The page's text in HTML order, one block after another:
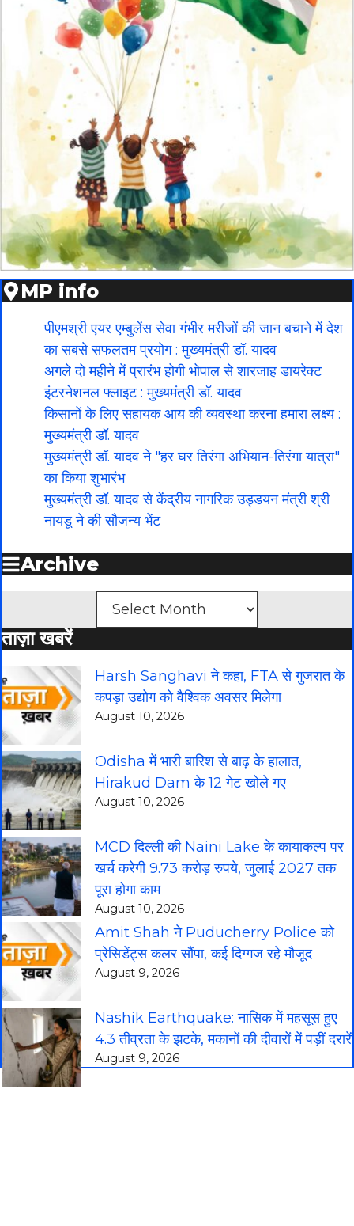
MP info
पीएमश्री एयर एम्बुलेंस सेवा गंभीर मरीजों की जान बचाने में देश
का सबसे सफलतम प्रयोग : मुख्यमंत्री डॉ. यादव
अगले दो महीने में प्रारंभ होगी भोपाल से शारजाह डायरेक्ट
इंटरनेशनल फ्लाइट : मुख्यमंत्री डॉ. यादव
किसानों के लिए सहायक आय की व्यवस्था करना हमारा लक्ष्य :
मुख्यमंत्री डॉ. यादव
मुख्यमंत्री डॉ. यादव ने "हर घर तिरंगा अभियान-तिरंगा यात्रा"
का किया शुभारंभ
मुख्यमंत्री डॉ. यादव से केंद्रीय नागरिक उड्डयन मंत्री श्री
नायडू ने की सौजन्य भेंट
Archive
ताज़ा खबरें
Harsh Sanghavi ने कहा, FTA से गुजरात के
कपड़ा उद्योग को वैश्विक अवसर मिलेगा
August 10, 2026
Odisha में भारी बारिश से बाढ़ के हालात,
Hirakud Dam के 12 गेट खोले गए
August 10, 2026
MCD दिल्ली की Naini Lake के कायाकल्प पर
खर्च करेगी 9.73 करोड़ रुपये, जुलाई 2027 तक
पूरा होगा काम
August 10, 2026
Amit Shah ने Puducherry Police को
प्रेसिडेंट्स कलर सौंपा, कई दिग्गज रहे मौजूद
August 9, 2026
Nashik Earthquake: नासिक में महसूस हुए
4.3 तीव्रता के झटके, मकानों की दीवारों में पड़ीं दरारें
August 9, 2026